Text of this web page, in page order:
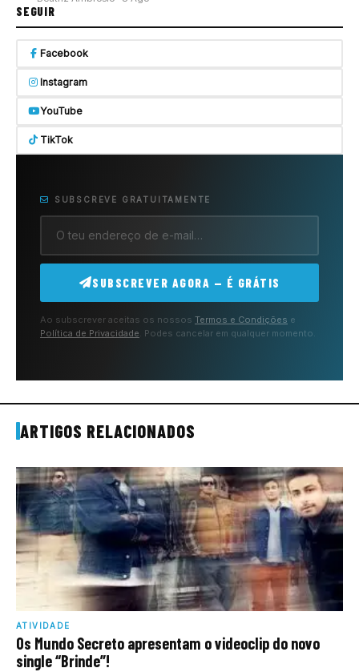
SEGUIR
Facebook
Instagram
YouTube
TikTok
SUBSCREVE GRATUITAMENTE
SUBSCREVER AGORA — É GRÁTIS
Ao subscrever aceitas os nossos Termos e Condições e
Política de Privacidade . Podes cancelar em qualquer momento.
ARTIGOS RELACIONADOS
ATIVIDADE
Os Mundo Secreto apresentam o videoclip do novo
single “Brinde”!